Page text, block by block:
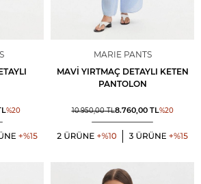
%20
MARIE PANTS
MAVI YIRTMAÇ DETAYLI KETEN
PANTOLON
10.950,00TL8.760,00TL%20